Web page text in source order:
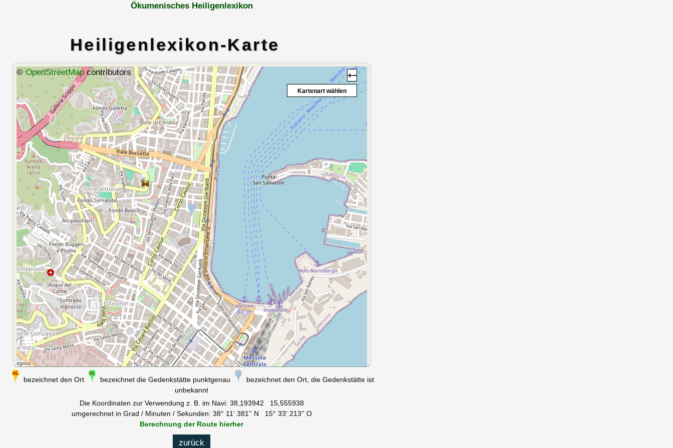
Ökumenisches Heiligenlexikon
Heiligenlexikon-Karte
+−
©OpenStreetMapcontributors
Kartenart wählen
bezeichnet den Ort bezeichnet die Gedenkstätte punktgenau
bezeichnet den Ort, die Gedenkstätte ist
unbekannt
Die Koordinaten zur Verwendung z. B. im Navi: 38,193942 15,555938
umgerechnet in Grad / Minuten / Sekunden: 38° 11' 381'' N 15° 33' 213'' O
Berechnung der Route hierher